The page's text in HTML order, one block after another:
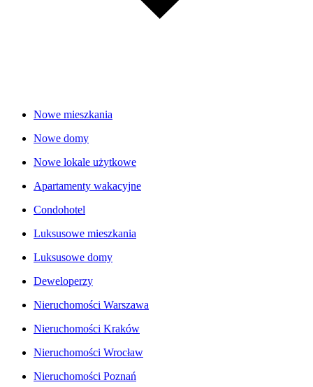
Nowe mieszkania
Nowe domy
Nowe lokale użytkowe
Apartamenty wakacyjne
Condohotel
Luksusowe mieszkania
Luksusowe domy
Deweloperzy
Nieruchomości Warszawa
Nieruchomości Kraków
Nieruchomości Wrocław
Nieruchomości Poznań